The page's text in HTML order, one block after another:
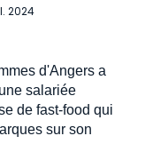
2024
d'Angers a
salariée
de fast-food qui
sur son